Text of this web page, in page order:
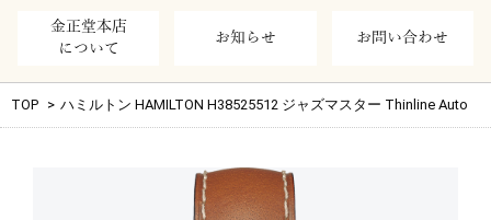
金正堂本店
について
お知らせ お問い合わせ
TOP > ハミルトン HAMILTON H38525512 ジャズマスター Thinline Auto